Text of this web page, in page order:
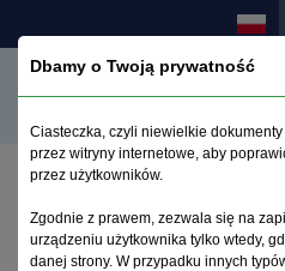
Trudności w określeniu
pacjentek z objawami
Dbamy o Twoją prywatność
Ciasteczka, czyli niewielkie
przez witryny internetowe, aby
przez użytkowników.
Zgodnie z prawem, zezwala się na
urządzeniu użytkownika tylko wtedy,
danej strony. W przypadku innych